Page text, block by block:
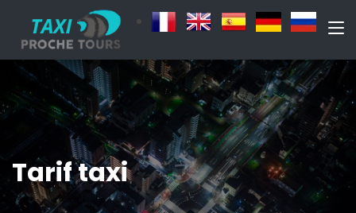
Tarif taxi